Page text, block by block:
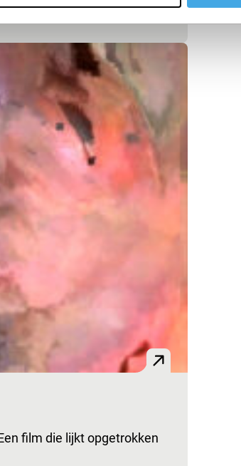
film die lijkt opgetrokken